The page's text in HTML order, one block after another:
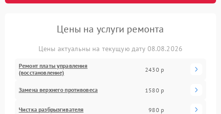
Цены на услуги ремонта
Цены актуальны на текущую дату 08.08.2026
Ремонт платы управления
(восстановление)
2430 р
Замена верхнего противовеса 1580 р
Чистка разбрызгивателя 980 р